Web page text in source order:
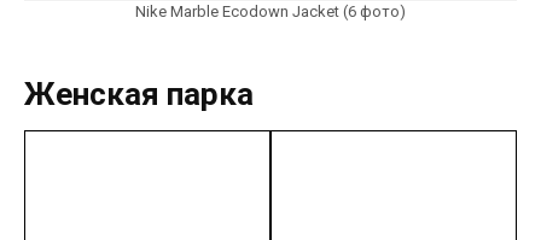
Nike Marble Ecodown Jacket (6 фото)
Женская парка